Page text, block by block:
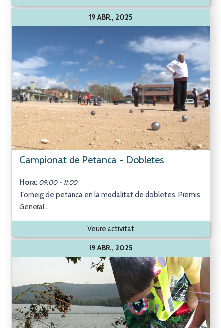
19 ABR., 2025
Campionat de Petanca - Dobletes
Hora: 09:00 - 11:00
Torneig de petanca en la modalitat de dobletes. Premis
General...
Veure activitat
19 ABR., 2025